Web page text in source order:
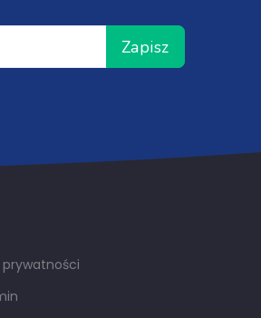
Zapisz
prywatności